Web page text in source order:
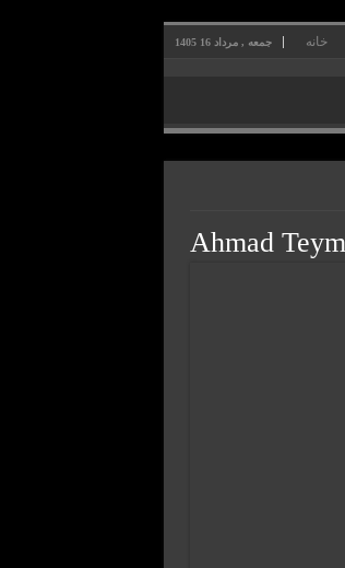
جمعه , مرداد 16 1405 خانه
Ahmad